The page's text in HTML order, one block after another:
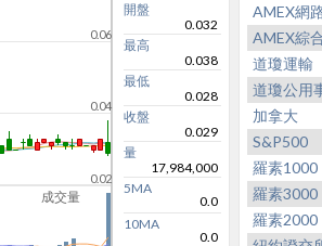
成交量
0.02
0.04
0.06
開盤
0.032
最高
0.038
最低
0.028
收盤
0.029
量
17,984,000
5MA
0.0
10MA
0.0
AMEX網
AMEX綜
道瓊運輸
加拿大
S&P500
羅素1000
羅素3000
羅素2000